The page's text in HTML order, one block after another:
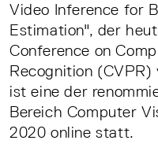
Video Inference for
Estimation", der
Conference on
Recognition
ist eine der
Bereich Computer
2020 online statt.